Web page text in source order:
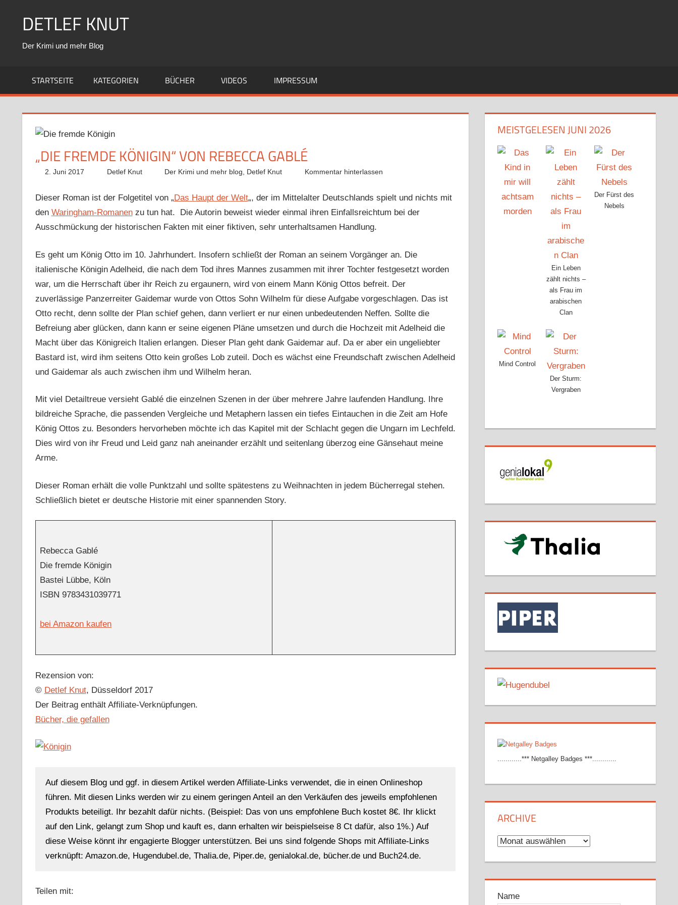
DETLEF KNUT
Der Krimi und mehr Blog
STARTSEITE KATEGORIEN BÜCHER VIDEOS IMPRESSUM
„DIE FREMDE KÖNIGIN“ VON REBECCA GABLÉ
2. Juni 2017 Detlef Knut Der Krimi und mehr blog Detlef Knut Kommentar hinterlassen
Dieser Roman ist der Folgetitel von „Das Haupt der Welt„, der im Mittelalter Deutschlands spielt und nichts mit
den Waringham-Romanenzu tun hat. Die Autorin beweist wieder einmal ihren Einfallsreichtum bei der
Ausschmückung der historischen Fakten mit einer fiktiven, sehr unterhaltsamen Handlung.
Es geht um König Otto im 10. Jahrhundert. Insofern schließt der Roman an seinem Vorgänger an. Die
italienische Königin Adelheid, die nach dem Tod ihres Mannes zusammen mit ihrer Tochter festgesetzt worden
war, um die Herrschaft über ihr Reich zu ergaunern, wird von einem Mann König Ottos befreit. Der
zuverlässige Panzerreiter Gaidemar wurde von Ottos Sohn Wilhelm für diese Aufgabe vorgeschlagen. Das ist
Otto recht, denn sollte der Plan schief gehen, dann verliert er nur einen unbedeutenden Neffen. Sollte die
Befreiung aber glücken, dann kann er seine eigenen Pläne umsetzen und durch die Hochzeit mit Adelheid die
Macht über das Königreich Italien erlangen. Dieser Plan geht dank Gaidemar auf. Da er aber ein ungeliebter
Bastard ist, wird ihm seitens Otto kein großes Lob zuteil. Doch es wächst eine Freundschaft zwischen Adelheid
und Gaidemar als auch zwischen ihm und Wilhelm heran.
Mit viel Detailtreue versieht Gablé die einzelnen Szenen in der über mehrere Jahre laufenden Handlung. Ihre
bildreiche Sprache, die passenden Vergleiche und Metaphern lassen ein tiefes Eintauchen in die Zeit am Hofe
König Ottos zu. Besonders hervorheben möchte ich das Kapitel mit der Schlacht gegen die Ungarn im Lechfeld.
Dies wird von ihr Freud und Leid ganz nah aneinander erzählt und seitenlang überzog eine Gänsehaut meine
Arme.
Dieser Roman erhält die volle Punktzahl und sollte spätestens zu Weihnachten in jedem Bücherregal stehen.
Schließlich bietet er deutsche Historie mit einer spannenden Story.
Rebecca Gablé
Die fremde Königin
Bastei Lübbe, Köln
ISBN 9783431039771
bei Amazon kaufen
Rezension von:
© Detlef Knut, Düsseldorf 2017
Der Beitrag enthält Affiliate-Verknüpfungen.
Bücher, die gefallen
Auf diesem Blog und ggf. in diesem Artikel werden Affiliate-Links verwendet, die in einen Onlineshop
führen. Mit diesen Links werden wir zu einem geringen Anteil an den Verkäufen des jeweils empfohlenen
Produkts beteiligt. Ihr bezahlt dafür nichts. (Beispiel: Das von uns empfohlene Buch kostet 8€. Ihr klickt
auf den Link, gelangt zum Shop und kauft es, dann erhalten wir beispielseise 8 Ct dafür, also 1%.) Auf
diese Weise könnt ihr engagierte Blogger unterstützen. Bei uns sind folgende Shops mit Affiliate-Links
verknüpft: Amazon.de, Hugendubel.de, Thalia.de, Piper.de, genialokal.de, bücher.de und Buch24.de.
Teilen mit:
MEISTGELESEN JUNI 2026
Ein Leben
zählt nichts –
als Frau im
arabischen
Clan
Der Fürst des
Nebels
Mind Control
Der Sturm:
Vergraben
............*** Netgalley Badges ***............
ARCHIVE
Archive
Name